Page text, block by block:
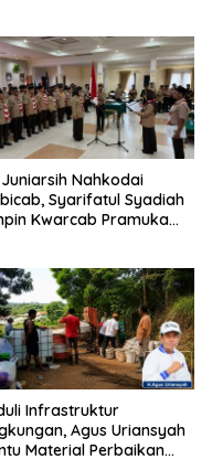
Nahkodai
Syarifatul Syadiah
Kwarcab Pramuka
Infrastruktur
Agus Uriansyah
Material Perbaikan